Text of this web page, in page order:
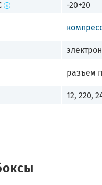
-20+20
разъем
12, 220,